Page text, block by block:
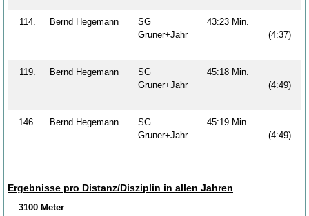
114. Bernd Hegemann
SG
Gruner+Jahr
43:23 Min.
(4:37)
119. Bernd Hegemann
SG
Gruner+Jahr
45:18 Min.
(4:49)
146. Bernd Hegemann
SG
Gruner+Jahr
45:19 Min.
(4:49)
Ergebnisse pro Distanz/Disziplin in allen Jahren
3100 Meter